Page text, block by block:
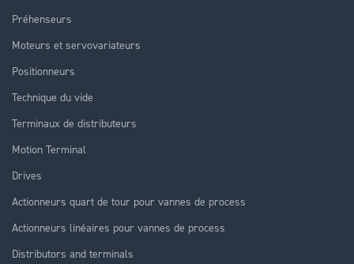
Préhenseurs
Moteurs et servovariateurs
Positionneurs
Technique du vide
Terminaux de distributeurs
Motion Terminal
Drives
Actionneurs quart de tour pour vannes de process
Actionneurs linéaires pour vannes de process
Distributors and terminals